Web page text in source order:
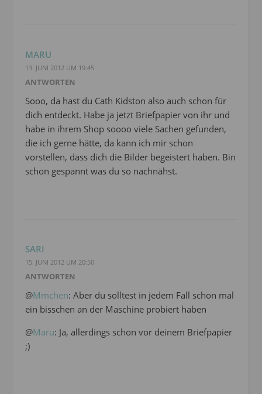
MARU
13. JUNI 2012 UM 19:45
ANTWORTEN
Sooo, da hast du Cath Kidston also auch schon für
dich entdeckt. Habe ja jetzt Briefpapier von ihr und
habe in ihrem Shop soooo viele Sachen gefunden,
die ich gerne hätte, da kann ich mir schon
vorstellen, dass dich die Bilder begeistert haben. Bin
schon gespannt was du so nachnähst.
SARI
15. JUNI 2012 UM 20:50
ANTWORTEN
@Mmchen: Aber du solltest in jedem Fall schon mal
ein bisschen an der Maschine probiert haben
@Maru: Ja, allerdings schon vor deinem Briefpapier
;)